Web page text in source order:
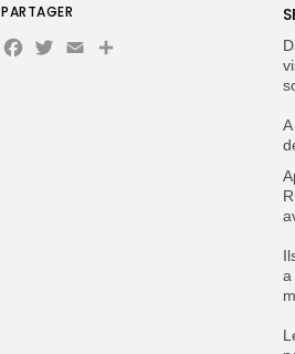
a
PARTAGER
Facebook
Twitter
EmailPartager